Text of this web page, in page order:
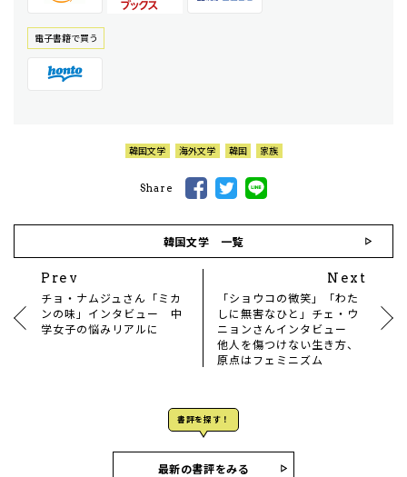
電⼦書籍で買う
韓国文学 海外文学 韓国 家族
Share
韓国文学 一覧
Prev
チョ・ナムジュさん「ミカ
ンの味」インタビュー 中
学女子の悩みリアルに
Next
「ショウコの微笑」「わた
しに無害なひと」チェ・ウ
ニョンさんインタビュー
他人を傷つけない生き方、
原点はフェミニズム
書評を探す！
最新の書評をみる